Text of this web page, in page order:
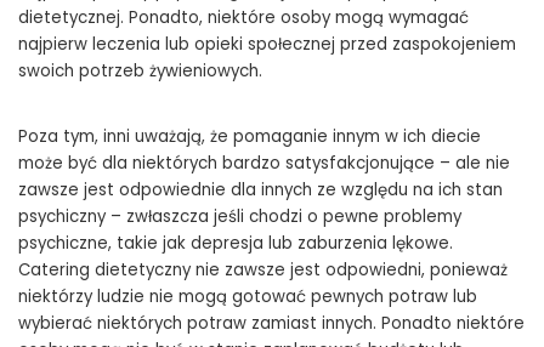
dietetycznej. Ponadto, niektóre osoby mogą wymagać
najpierw leczenia lub opieki społecznej przed zaspokojeniem
swoich potrzeb żywieniowych.
Poza tym, inni uważają, że pomaganie innym w ich diecie
może być dla niektórych bardzo satysfakcjonujące – ale nie
zawsze jest odpowiednie dla innych ze względu na ich stan
psychiczny – zwłaszcza jeśli chodzi o pewne problemy
psychiczne, takie jak depresja lub zaburzenia lękowe.
Catering dietetyczny nie zawsze jest odpowiedni, ponieważ
niektórzy ludzie nie mogą gotować pewnych potraw lub
wybierać niektórych potraw zamiast innych. Ponadto niektóre